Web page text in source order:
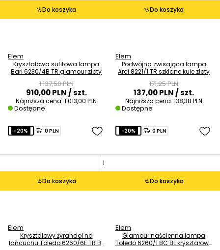
Do koszyka
Elem
Kryształowa sufitowa lampa
Bari 6230/4B TR glamour złoty
1 137,50 PLN
910,00 PLN/ szt.
Najniższa cena: 1 013,00 PLN
Dostępne
Do koszyka
Elem
Podwójna zwisająca lampa
Arci 8221/1 TR szklane kule złoty
171,25 PLN
137,00 PLN/ szt.
Najniższa cena: 138,38 PLN
Dostępne
Do koszyka
-20% 0 PLN
Elem
Kryształowy żyrandol na
łańcuchu Toledo 6260/6E TR BL
Do koszyka
-20% 0 PLN
Elem
Glamour naścienna lampa
Toledo 6260/1 8C BL kryształowy